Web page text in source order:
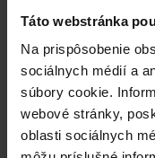
Táto webstránka
Na prispôsobenie
sociálnych médií a
súbory cookie.
webové stránky,
oblasti sociálnych
Krycia plachta